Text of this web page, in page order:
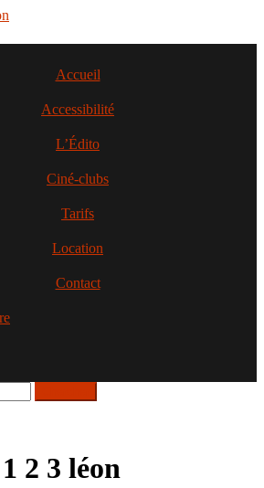
Accueil
Accessibilité
L’Édito
Ciné-clubs
Tarifs
Location
Contact
2 3 léon